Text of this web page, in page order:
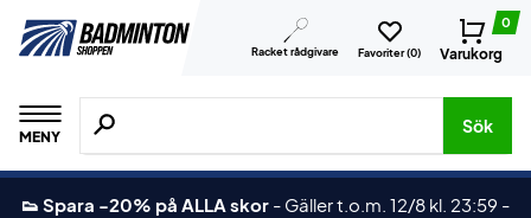
Racket rådgivare Favoriter (0)
0
Varukorg
MENY
Sök efter produkter, märken osv.
Sök
👟 Spara -20% på ALLA skor - Gäller t.o.m. 12/8 kl. 23:59 -